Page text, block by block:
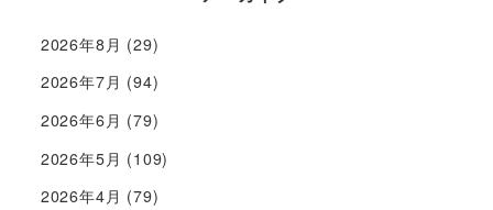
2026年8月 (29)
2026年7月 (94)
2026年6月 (79)
2026年5月 (109)
2026年4月 (79)